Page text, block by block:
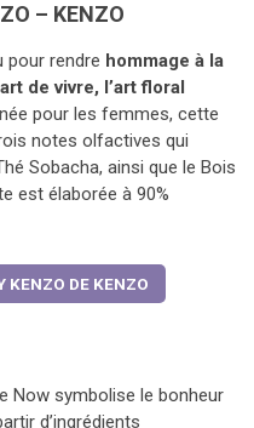
– KENZO
pour rendre hommage à la
de vivre, l’art floral
pour les femmes, cette
notes olfactives qui
Sobacha, ainsi que le Bois
est élaborée à 90%
KENZO DE KENZO
Now symbolise le bonheur
d’ingrédients